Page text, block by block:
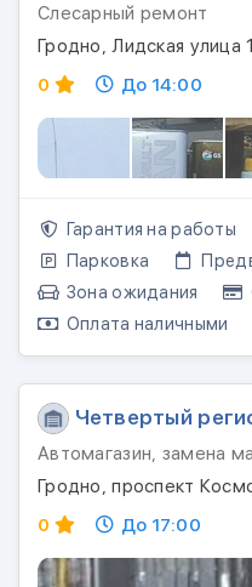
Слесарный ремонт
Гродно, Лидская улица
0
До 14:00
Гарантия на работы
Парковка
Зона ожидания
Оплата наличными
Четвертый
Автомагазин, замена
Гродно, проспект
0
До 17:00